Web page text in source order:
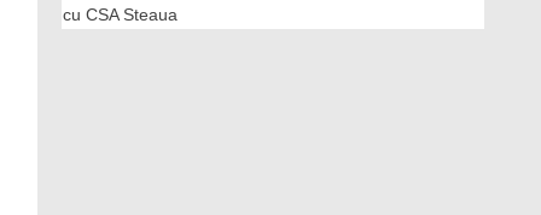
cu CSA Steaua